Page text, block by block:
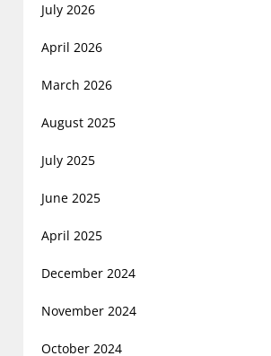
July 2026
April 2026
March 2026
August 2025
July 2025
June 2025
April 2025
December 2024
November 2024
October 2024